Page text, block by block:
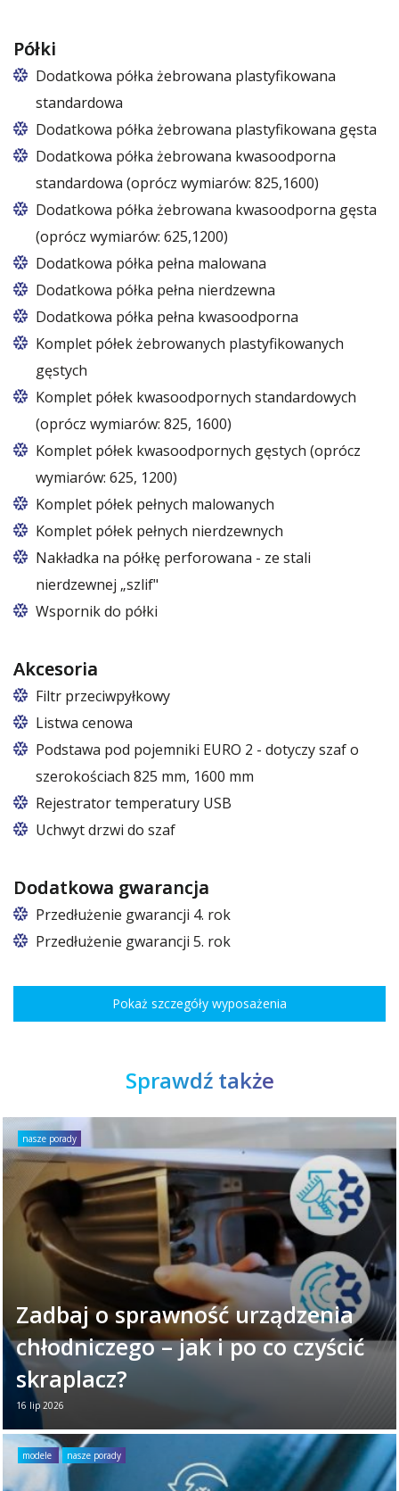
Półki
Dodatkowa półka żebrowana plastyfikowana
standardowa
Dodatkowa półka żebrowana plastyfikowana gęsta
Dodatkowa półka żebrowana kwasoodporna
standardowa (oprócz wymiarów: 825,1600)
Dodatkowa półka żebrowana kwasoodporna gęsta
(oprócz wymiarów: 625,1200)
Dodatkowa półka pełna malowana
Dodatkowa półka pełna nierdzewna
Dodatkowa półka pełna kwasoodporna
Komplet półek żebrowanych plastyfikowanych
gęstych
Komplet półek kwasoodpornych standardowych
(oprócz wymiarów: 825, 1600)
Komplet półek kwasoodpornych gęstych (oprócz
wymiarów: 625, 1200)
Komplet półek pełnych malowanych
Komplet półek pełnych nierdzewnych
Nakładka na półkę perforowana - ze stali
nierdzewnej „szlif"
Wspornik do półki
Akcesoria
Filtr przeciwpyłkowy
Listwa cenowa
Podstawa pod pojemniki EURO 2 - dotyczy szaf o
szerokościach 825 mm, 1600 mm
W szafach o rozmiarach 825 i 1600
Rejestrator temperatury USB
Uchwyt drzwi do szaf
Dodatkowa gwarancja
Przedłużenie gwarancji 4. rok
Przedłużenie gwarancji 5. rok
Pokaż szczegóły wyposażenia
Sprawdź także
nasze porady
Zadbaj o sprawność urządzenia
chłodniczego – jak i po co czyścić
skraplacz?
16 lip 2026
Twoje urządzenie chłodnicze każdego dnia
ciężko pracuje. Aby zapewniało niezawodne
działanie, warto poświęcić mu chwilę raz w
miesiącu. ...
modele nasze porady